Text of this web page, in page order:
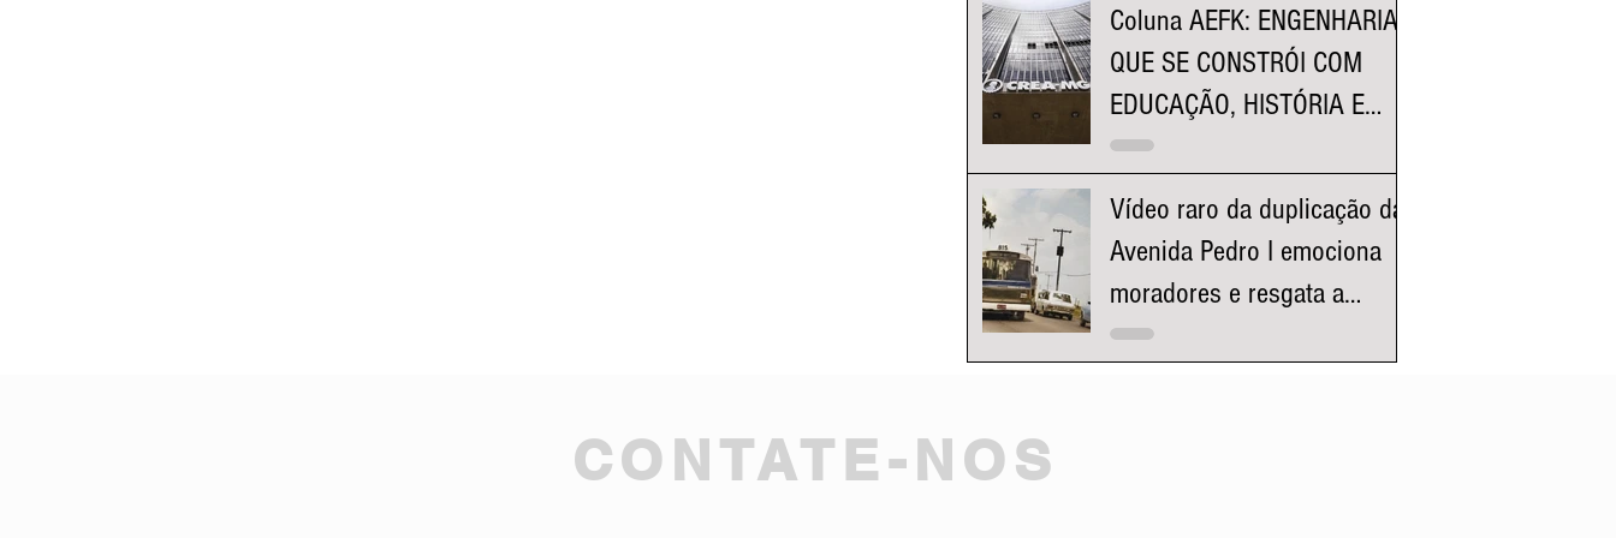
Coluna AEFK: ENGENHARIA
QUE SE CONSTRÓI COM
EDUCAÇÃO, HISTÓRIA E
REPRESENTATIVIDADE
Vídeo raro da duplicação da
Avenida Pedro I emociona
moradores e resgata a
história da região da
CONTATE-NOS